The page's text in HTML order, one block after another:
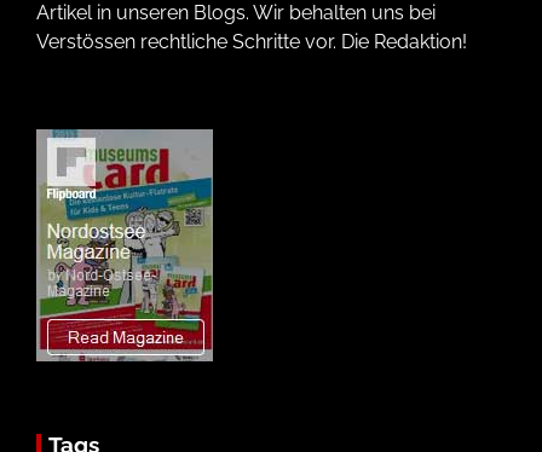
Artikel in unseren Blogs. Wir behalten uns bei
Verstössen rechtliche Schritte vor. Die Redaktion!
Tags